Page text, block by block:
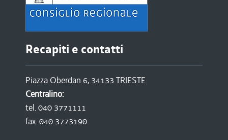
Recapiti e contatti
Piazza Oberdan 6, 34133 TRIESTE
Centralino:
tel. 040 3771111
fax. 040 3773190